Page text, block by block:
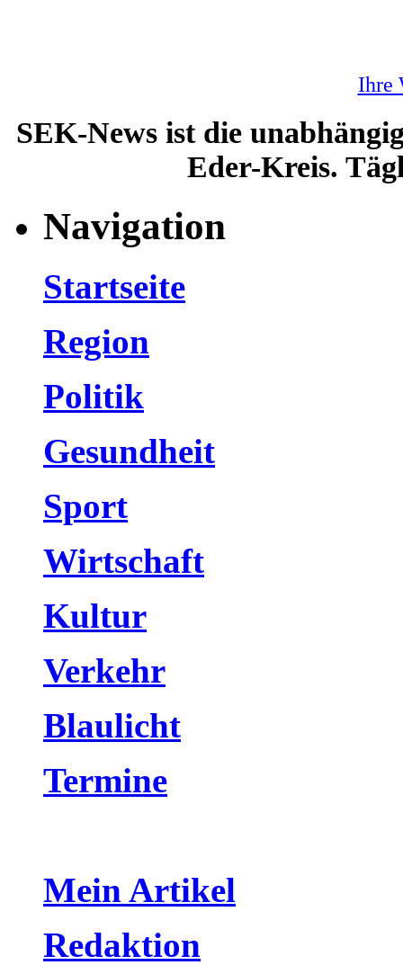
Ihre
SEK-News ist die
Eder-Kreis.
Navigation
Startseite
Region
Politik
Gesundheit
Sport
Wirtschaft
Kultur
Verkehr
Blaulicht
Termine
Mein Artikel
Redaktion